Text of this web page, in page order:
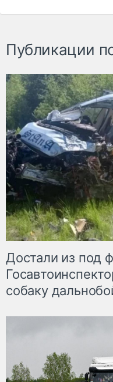
Публикации
Достали из под
собаку